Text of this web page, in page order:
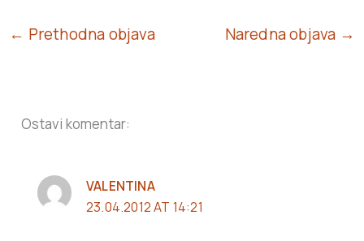
← Prethodna objava Naredna objava →
Ostavi komentar:
VALENTINA
23.04.2012 AT 14:21